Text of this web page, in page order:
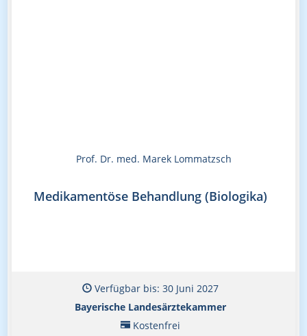
Prof. Dr. med. Marek Lommatzsch
Medikamentöse Behandlung (Biologika)
Verfügbar bis: 30 Juni 2027
Bayerische Landesärztekammer
Kostenfrei